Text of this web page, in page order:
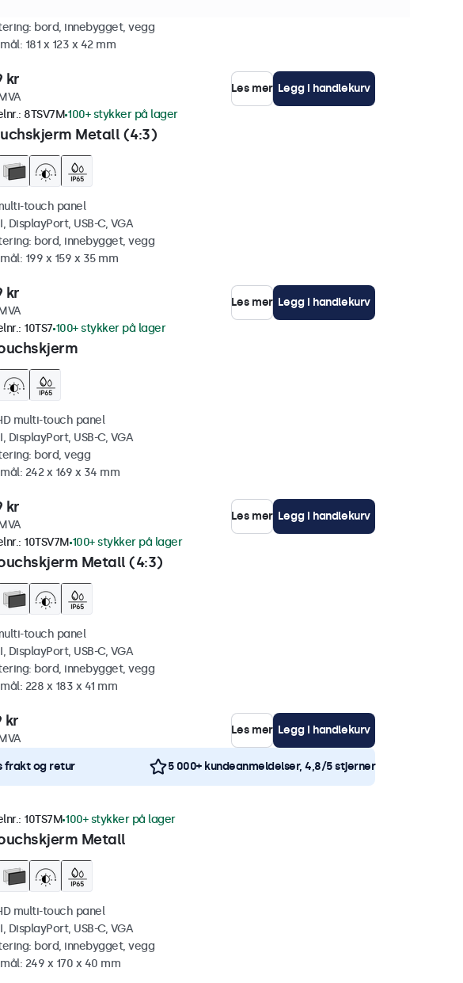
bord, innebygget, vegg
181 x 123 x 42 mm
kr
Les mer Legg i handlekurv
Metall (4:3)
8TSV7M 100+ stykker på lager
touch panel
DisplayPort, USB-C, VGA
bord, innebygget, vegg
199 x 159 x 35 mm
kr
Les mer Legg i handlekurv
10TS7 100+ stykker på lager
multi-touch panel
DisplayPort, USB-C, VGA
bord, vegg
242 x 169 x 34 mm
kr
Les mer Legg i handlekurv
Metall (4:3)
10TSV7M 100+ stykker på lager
touch panel
DisplayPort, USB-C, VGA
bord, innebygget, vegg
228 x 183 x 41 mm
kr
Les mer Legg i handlekurv
frakt og retur 5 000+ kundeanmeldelser, 4,8/5 stjerner
Metall
10TS7M 100+ stykker på lager
multi-touch panel
DisplayPort, USB-C, VGA
bord, innebygget, vegg
249 x 170 x 40 mm